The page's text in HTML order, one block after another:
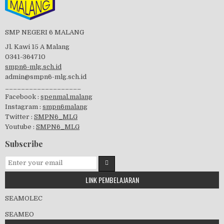
visitasi PPK 2019
GSF 2019
Pembagian Ijazah 2020
SMP NEGERI 6 MALANG
Jl. Kawi 15 A Malang
0341-364710
smpn6-mlg.sch.id
admin@smpn6-mlg.sch.id
Facebook : spenmal.malang
Instagram : smpn6malang
Twitter : SMPN6_MLG
Youtube : SMPN6_MLG
Subscribe
LINK PEMBELAJARAN
SEAMOLEC
SEAMEO